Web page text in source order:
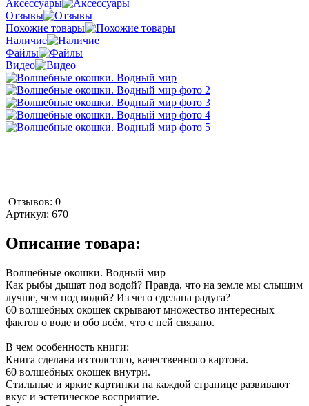
Аксессуары
Отзывы
Похожие товары
Наличие
Файлы
Видео
Отзывов: 0
Артикул: 670
Описание товара:
Волшебные окошки. Водный мир
Как рыбы дышат под водой? Правда, что на земле мы слышим
лучше, чем под водой? Из чего сделана радуга?
60 волшебных окошек скрывают множество интересных
фактов о воде и обо всём, что с ней связано.
В чем особенность книги:
Книга сделана из толстого, качественного картона.
60 волшебных окошек внутри.
Стильные и яркие картинки на каждой странице развивают
вкус и эстетическое восприятие.